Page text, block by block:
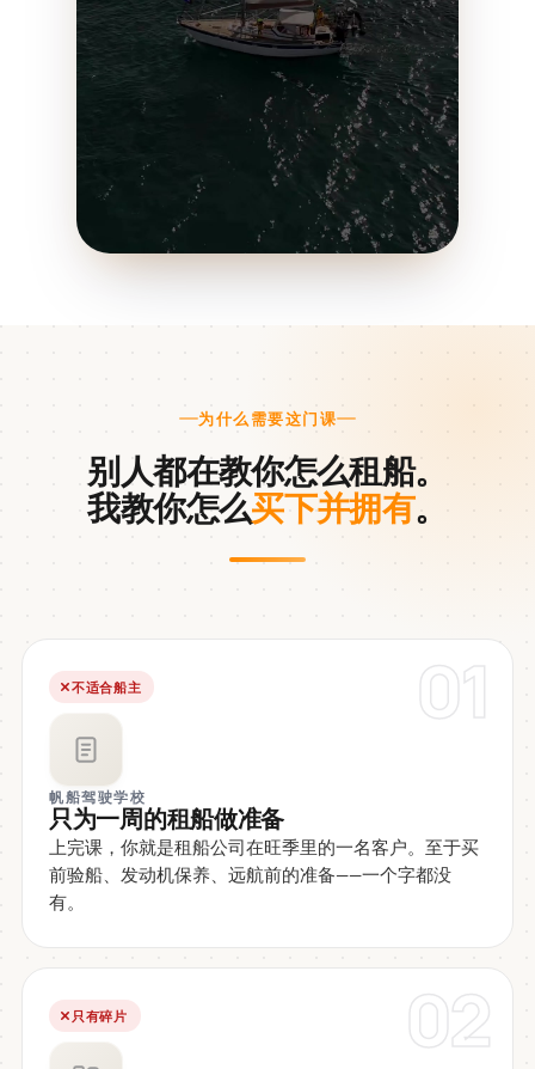
为什么需要这门课
别人都在教你怎么租船。
我教你怎么买下并拥有。
01
不适合船主
帆船驾驶学校
只为一周的租船做准备
上完课，你就是租船公司在旺季里的一名客户。至于买
前验船、发动机保养、远航前的准备——一个字都没
有。
02
只有碎片